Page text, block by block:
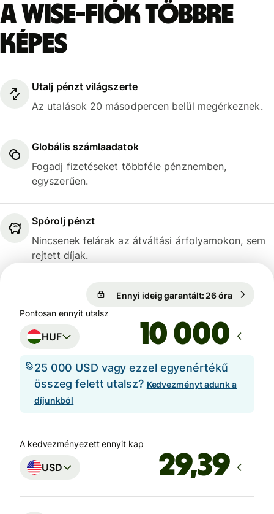
A Wise-fiók többre
képes
Utalj pénzt világszerte
Az utalások 20 másodpercen belül megérkeznek.
Globális számlaadatok
Fogadj fizetéseket többféle pénznemben,
egyszerűen.
Spórolj pénzt
Nincsenek felárak az átváltási árfolyamokon, sem
rejtett díjak.
Ennyi ideig garantált: 26 óra
Pontosan ennyit utalsz
HUF
25 000 USD vagy ezzel egyenértékű
összeg felett utalsz? Kedvezményt adunk a
díjunkból
A kedvezményezett ennyit kap
USD